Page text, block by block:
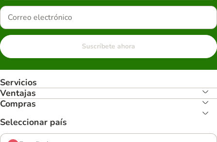
Suscríbete ahora
Servicios
Ventajas
Compras
Seleccionar país